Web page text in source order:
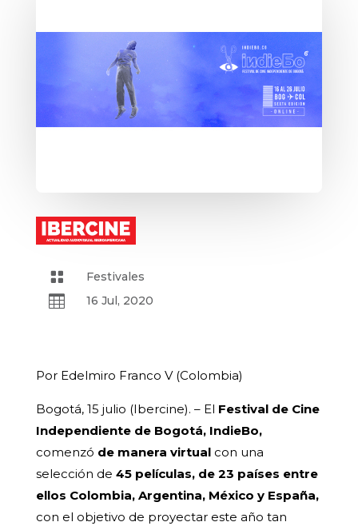
 Festivales
 16 Jul, 2020
Por Edelmiro Franco V (Colombia)
Bogotá, 15 julio (Ibercine). – El Festival de Cine
Independiente de Bogotá, IndieBo,
comenzó de manera virtualcon una
selección de 45 películas, de 23 países entre
ellos Colombia, Argentina, México y España,
con el objetivo de proyectar este año tan